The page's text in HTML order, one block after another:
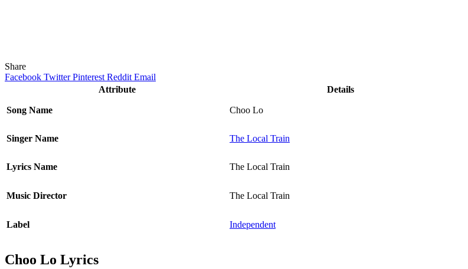
Share
Facebook Twitter Pinterest Reddit Email
Attribute
Details
Song Name Choo Lo
Singer Name The Local Train
Lyrics Name The Local Train
Music Director The Local Train
Label Independent
Choo Lo Lyrics